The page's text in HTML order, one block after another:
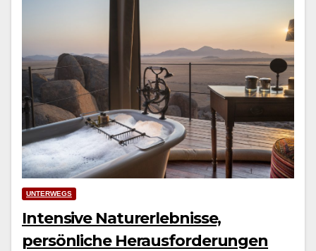
UNTERWEGS
Intensive Naturerlebnisse,
persönliche Herausforderungen